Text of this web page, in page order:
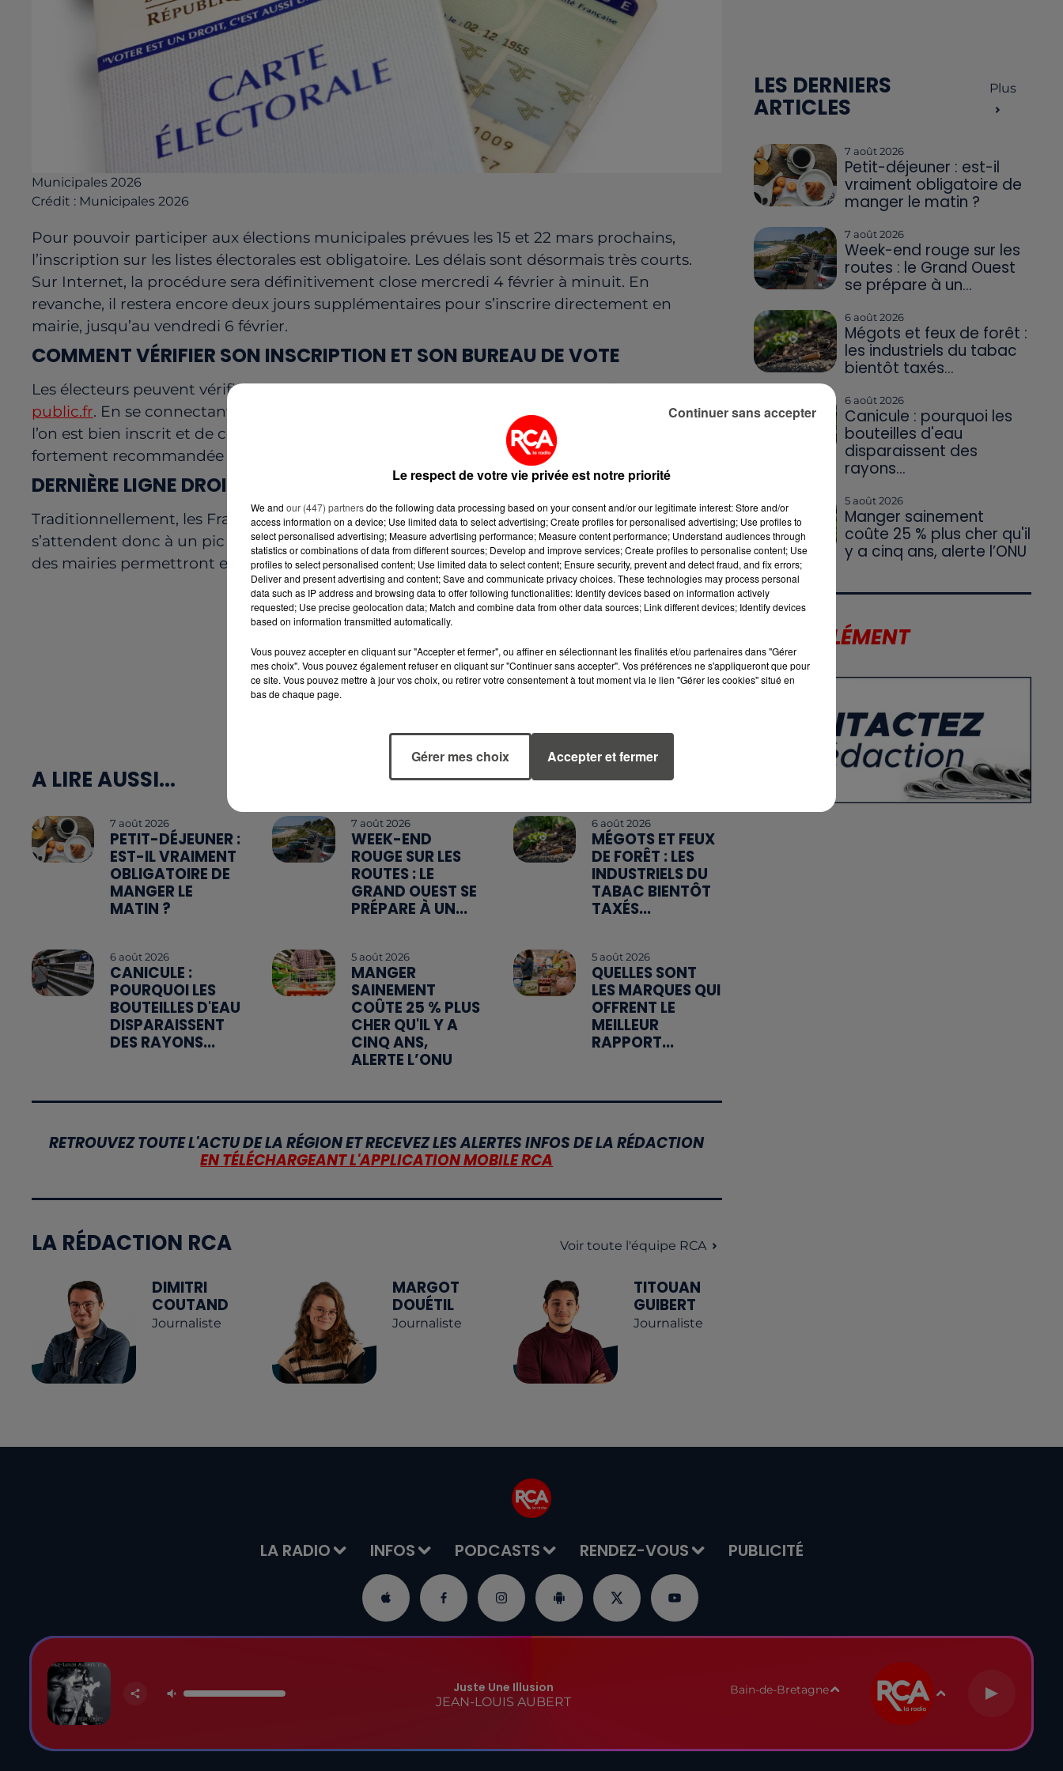
Municipales 2026
Crédit : Municipales 2026
Pour pouvoir participer aux élections municipales prévues les 15 et 22 mars prochains,
l’inscription sur les listes électorales est obligatoire. Les délais sont désormais très courts.
Sur Internet, la procédure sera définitivement close mercredi 4 février à minuit. En
revanche, il restera encore deux jours supplémentaires pour s’inscrire directement en
mairie, jusqu’au vendredi 6 février.
COMMENT VÉRIFIER SON INSCRIPTION ET SON BUREAU DE VOTE
Les électeurs peuvent vérifier leur situation en quelques minutes sur le site officielservice-
public.fr. En se connectant via FranceConnect, il est possible de savoir immédiatement si
l’on est bien inscrit et de connaître l’adresse de son bureau de vote. Une démarche simple,
fortement recommandée avant la clôture des inscriptions.
DERNIÈRE LIGNE DROITE
Traditionnellement, les Français attendent les derniers jours pour s’inscrire. Les autorités
s’attendent donc à un pic des demandes d’ici mercredi. Passé ce délai, seuls les guichets
des mairies permettront encore de régulariser sa situation, jusqu’au vendredi 6 février.
A LIRE AUSSI...
7 août 2026
PETIT-DÉJEUNER :
EST-IL VRAIMENT
OBLIGATOIRE DE
MANGER LE
MATIN ?
7 août 2026
WEEK-END
ROUGE SUR LES
ROUTES : LE
GRAND OUEST SE
PRÉPARE À UN...
6 août 2026
MÉGOTS ET FEUX
DE FORÊT : LES
INDUSTRIELS DU
TABAC BIENTÔT
TAXÉS...
6 août 2026
CANICULE :
POURQUOI LES
BOUTEILLES D'EAU
DISPARAISSENT
DES RAYONS...
5 août 2026
MANGER
SAINEMENT
COÛTE 25 % PLUS
CHER QU'IL Y A
CINQ ANS,
ALERTE L’ONU
5 août 2026
QUELLES SONT
LES MARQUES QUI
OFFRENT LE
MEILLEUR
RAPPORT...
RETROUVEZ TOUTE L'ACTU DE LA RÉGION ET RECEVEZ LES ALERTES INFOS DE LA RÉDACTION
EN TÉLÉCHARGEANT L'APPLICATION MOBILE RCA
LA RÉDACTION RCA Voir toute l'équipe RCA
DIMITRI
COUTAND
Journaliste
MARGOT
DOUÉTIL
Journaliste
TITOUAN
GUIBERT
Journaliste
LES DERNIERS
ARTICLES
Plus
7 août 2026
Petit-déjeuner : est-il
vraiment obligatoire de
manger le matin ?
7 août 2026
Week-end rouge sur les
routes : le Grand Ouest
se prépare à un...
6 août 2026
Mégots et feux de forêt :
les industriels du tabac
bientôt taxés...
6 août 2026
Canicule : pourquoi les
bouteilles d'eau
disparaissent des
rayons...
5 août 2026
Manger sainement
coûte 25 % plus cher qu'il
y a cinq ans, alerte l’ONU
LE SUPPLÉMENT
LA RADIO INFOS PODCASTS RENDEZ-VOUS PUBLICITÉ
Juste Une Illusion
JEAN-LOUIS AUBERT
Bain-de-Bretagne
Le respect de votre vie privée est notre priorité
We and our (447) partnersdo the following data processing based on your consent and/or our legitimate interest: Store and/or
access information on a device; Use limited data to select advertising; Create profiles for personalised advertising; Use profiles to
select personalised advertising; Measure advertising performance; Measure content performance; Understand audiences through
statistics or combinations of data from different sources; Develop and improve services; Create profiles to personalise content; Use
profiles to select personalised content; Use limited data to select content; Ensure security, prevent and detect fraud, and fix errors;
Deliver and present advertising and content; Save and communicate privacy choices. These technologies may process personal
data such as IP address and browsing data to offer following functionalities: Identify devices based on information actively
requested; Use precise geolocation data; Match and combine data from other data sources; Link different devices; Identify devices
based on information transmitted automatically.
Vous pouvez accepter en cliquant sur "Accepter et fermer", ou affiner en sélectionnant les finalités et/ou partenaires dans "Gérer
mes choix". Vous pouvez également refuser en cliquant sur "Continuer sans accepter". Vos préférences ne s'appliqueront que pour
ce site. Vous pouvez mettre à jour vos choix, ou retirer votre consentement à tout moment via le lien "Gérer les cookies" situé en
bas de chaque page.
Gérer mes choix Accepter et fermer
Continuer sans accepter